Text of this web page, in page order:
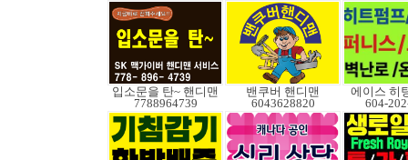
입소문을 탄~ 핸디맨
7788964739
밴쿠버 핸디맨
6043628820
에이스 히
604-